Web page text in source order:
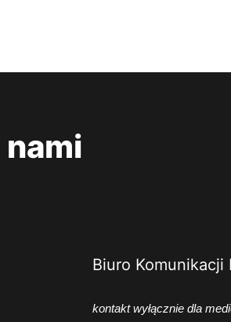
nami
Biuro Komunikacji
kontakt wyłącznie dla